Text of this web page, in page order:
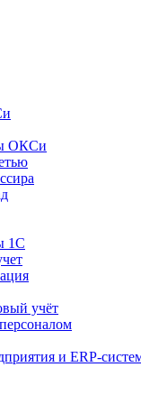
ОКСи
1С
учёт
и ERP-